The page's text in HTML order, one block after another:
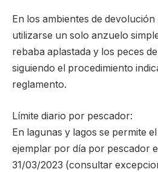
En los ambientes de
utilizarse un solo anzuelo
rebaba aplastada y los peces
siguiendo el procedimiento
reglamento.
Límite diario por pescador:
En lagunas y lagos se permite
ejemplar por día por pescador
31/03/2023 (consultar